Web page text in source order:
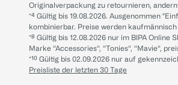
Originalverpackung zu retournieren,
*⁴ Gültig bis 19.08.2026. Ausgenommen
kombinierbar. Preise werden
*⁸ Gültig bis 12.08.2026 nur im BIPA
Marke “Accessories“, “Tonies“, “Mavie“,
*¹⁰ Gültig bis 02.09.2026 nur auf
Preisliste der letzten 30 Tage